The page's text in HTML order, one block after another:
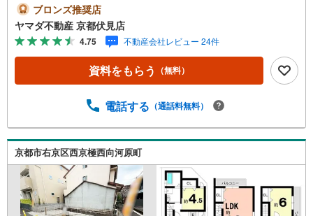
ブロンズ推奨店
ヤマダ不動産 京都伏見店
4.75 不動産会社レビュー 24件
資料をもらう （無料）
電話する （通話料無料）
京都市右京区西京極西向河原町